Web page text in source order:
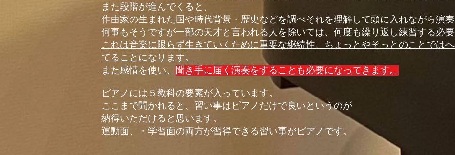
また段階が進んでくると、
作曲家の生まれた国や時代背景・歴史などを調べそれを理解して頭に入れながら演
何事もそうですが一部の天才と言われる人を除いては、何度も繰り返し練習する必要
これは音楽に限らず生きていくために重要な継続性、ちょっとやそっとのことでは
てることになります。​
また感情を使い、 聞き手に届く演奏をすることも必要になってきます。
ピアノには５教科の要素が入っています。
ここまで聞かれると、習い事はピアノだけで良いというのが
​納得いただけると思います。
運動面、・学習面の両方が習得できる習い事がピアノです。